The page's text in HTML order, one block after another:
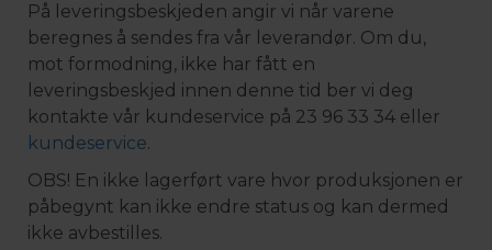
På leveringsbeskjeden angir vi når varene
beregnes å sendes fra vår leverandør. Om du,
mot formodning, ikke har fått en
leveringsbeskjed innen denne tid ber vi deg
kontakte vår kundeservice på 23 96 33 34 eller
kundeservice.
OBS! En ikke lagerført vare hvor produksjonen er
påbegynt kan ikke endre status og kan dermed
ikke avbestilles.